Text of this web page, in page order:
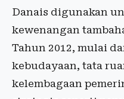
Danais digunakan
kewenangan
Tahun 2012, mulai
kebudayaan, tata
kelembagaan